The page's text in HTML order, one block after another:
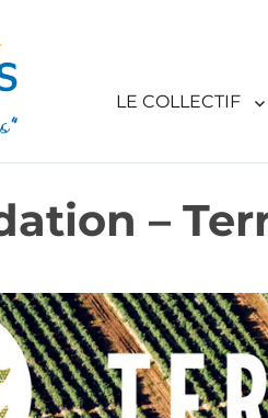
LE COLLECTIF
–